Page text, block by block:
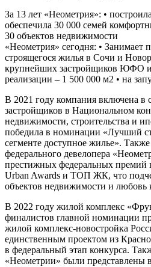
За 13 лет «Неометрия»: •
обеспечила 30 000 семей
30 объектов недвижимости
«Неометрия» сегодня: • Занимает
строящегося жилья в Сочи и
крупнейших застройщиков ЮФО
реализации – 1 500 000 м2 • на
В 2021 году компания включена в
застройщиков в Национальном
недвижимости, строительства и
победила в номинации «Лучший
сегменте доступное жилье».
федерального девелопера
престижных федеральных премий
Urban Awards и ТОП ЖК, что
объектов недвижимости и любовь
В 2022 году жилой комплекс
финалистов главной
жилой комплекс-новостройка
единственным проектом из
в федеральный этап конкурса.
«Неометрии» были представлены